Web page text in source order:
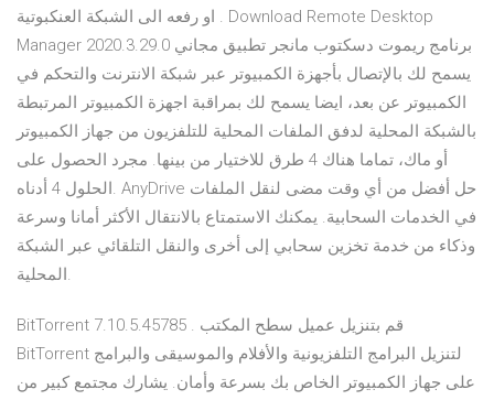
او رفعه الى الشبكة العنكبوتية . Download Remote Desktop
Manager 2020.3.29.0 برنامج ريموت دسكتوب مانجر تطبيق مجاني
يسمح لك بالإتصال بأجهزة الكمبيوتر عبر شبكة الانترنت والتحكم في
الكمبيوتر عن بعد، ايضا يسمح لك بمراقبة اجهزة الكمبيوتر المرتبطة
بالشبكة المحلية لدفق الملفات المحلية للتلفزيون من جهاز الكمبيوتر
أو ماك، تماما هناك 4 طرق للاختيار من بينها. مجرد الحصول على
الحلول 4 أدناه. AnyDrive حل أفضل من أي وقت مضى لنقل الملفات
في الخدمات السحابية. يمكنك الاستمتاع بالانتقال الأكثر أمانا وسرعة
وذكاء من خدمة تخزين سحابي إلى أخرى والنقل التلقائي عبر الشبكة
المحلية.
BitTorrent 7.10.5.45785 . قم بتنزيل عميل سطح المكتب
BitTorrent لتنزيل البرامج التلفزيونية والأفلام والموسيقى والبرامج
على جهاز الكمبيوتر الخاص بك بسرعة وأمان. يشارك مجتمع كبير من